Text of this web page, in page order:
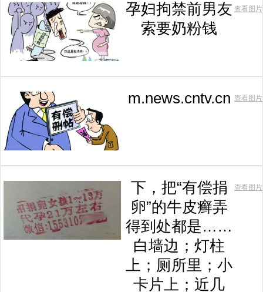
孕妇拘禁前男友
索要奶粉钱
查看图片
m.news.cntv.cn 查看图片
下，把“有偿捐
卵”的牛皮癣弄
得到处都是……
白墙边；灯柱
上；厕所里；小
卡片上；近几
查看图片